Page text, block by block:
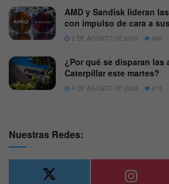
AMD y Sandisk lideran
con impulso de cara a
2 DE AGOSTO DE 2026 685
¿Por qué se disparan las
Caterpillar este martes?
4 DE AGOSTO DE 2026 615
Nuestras Redes: